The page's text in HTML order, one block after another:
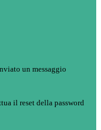
un messaggio
il reset della password